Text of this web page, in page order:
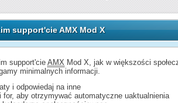
support'cie AMX Mod X
support'cieAMX Mod X, jak w większości
minimalnych informacji.
i odpowiedaj na inne
aby otrzymywać automatyczne uaktualnienia